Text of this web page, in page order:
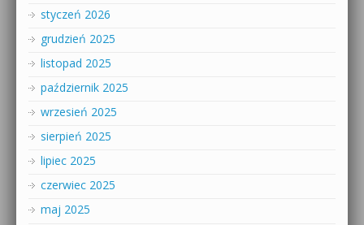
styczeń 2026
grudzień 2025
listopad 2025
październik 2025
wrzesień 2025
sierpień 2025
lipiec 2025
czerwiec 2025
maj 2025